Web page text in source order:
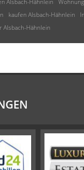
Alsbach-Hähnlein
kaufen Alsbach-Hähnlein
Alsbach-Hähnlein